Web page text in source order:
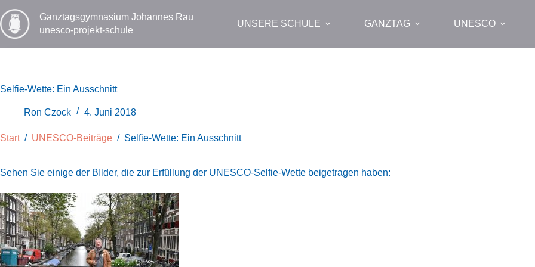
Inhalt
springen
Ganztags­gymnasium Johannes Rau
unesco-projekt-schule
UNSERE SCHULE GANZTAG UNESCO
Selfie-Wette: Ein Ausschnitt
Ron Czock 4. Juni 2018
Start / UNESCO-Beiträge / Selfie-Wette: Ein Ausschnitt
Sehen Sie einige der BIlder, die zur Erfüllung der UNESCO-Selfie-Wette beigetragen haben: